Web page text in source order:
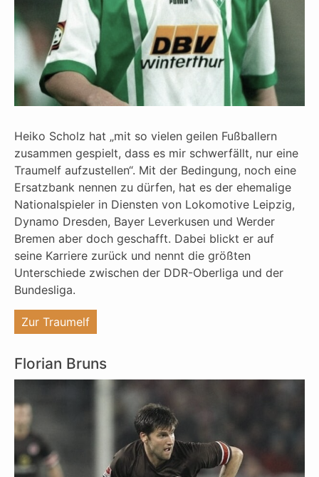
Heiko Scholz hat „mit so vielen geilen Fußballern
zusammen gespielt, dass es mir schwerfällt, nur eine
Traumelf aufzustellen“. Mit der Bedingung, noch eine
Ersatzbank nennen zu dürfen, hat es der ehemalige
Nationalspieler in Diensten von Lokomotive Leipzig,
Dynamo Dresden, Bayer Leverkusen und Werder
Bremen aber doch geschafft. Dabei blickt er auf
seine Karriere zurück und nennt die größten
Unterschiede zwischen der DDR-Oberliga und der
Bundesliga.
Zur Traumelf"%s"
Florian Bruns